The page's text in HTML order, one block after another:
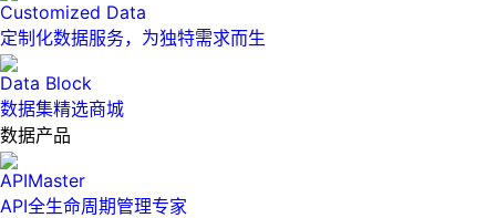
Customized Data
定制化数据服务，为独特需求而生
Data Block
数据集精选商城
数据产品
APIMaster
API全生命周期管理专家